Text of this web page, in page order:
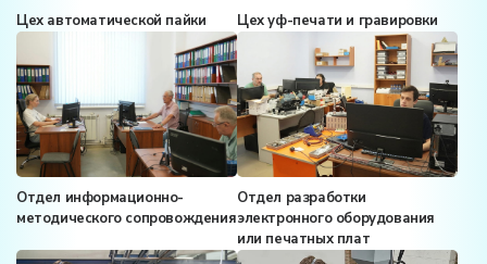
Цех автоматической пайки Цех уф-печати и гравировки
Отдел информационно-
методического сопровождения
Отдел разработки
электронного оборудования
или печатных плат